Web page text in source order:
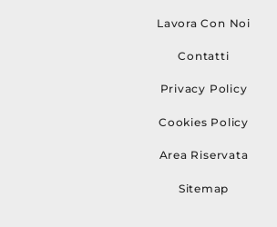
Lavora Con Noi
Contatti
Privacy Policy
Cookies Policy
Area Riservata
Sitemap